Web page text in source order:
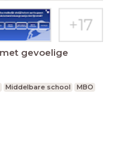
gevoelige
Middelbare school
MBO